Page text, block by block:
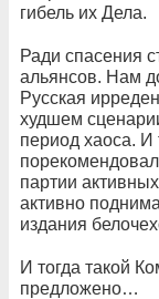
гибель их Дела.
Ради спасения
альянсов. Нам
Русская
худшем
период хаоса. И
партии
активно
издания
И тогда такой
предложено…